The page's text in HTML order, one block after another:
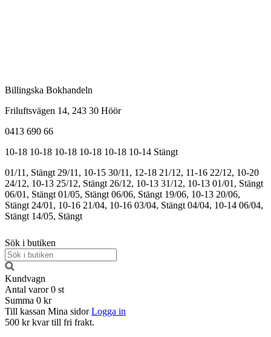
Billingska Bokhandeln
Friluftsvägen 14, 243 30 Höör
0413 690 66
10-18 10-18 10-18 10-18 10-18 10-14 Stängt
01/11, Stängt 29/11, 10-15 30/11, 12-18 21/12, 11-16 22/12, 10-20
24/12, 10-13 25/12, Stängt 26/12, 10-13 31/12, 10-13 01/01, Stängt
06/01, Stängt 01/05, Stängt 06/06, Stängt 19/06, 10-13 20/06,
Stängt 24/01, 10-16 21/04, 10-16 03/04, Stängt 04/04, 10-14 06/04,
Stängt 14/05, Stängt
Sök i butiken
Kundvagn
Antal varor 0 st
Summa 0 kr
Till kassan Mina sidor Logga in
500 kr kvar till fri frakt.